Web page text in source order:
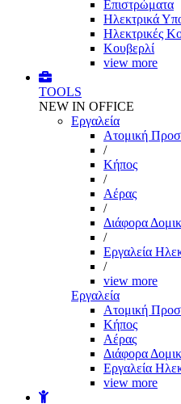
Επιστρώματα
Ηλεκτρικά
Ηλεκτρικές
Κουβερλί
view more
TOOLS
NEW IN OFFICE
Εργαλεία
Aτομική
/
Kήπος
/
Αέρας
/
Διάφορα
/
Εργαλεία
/
view more
Εργαλεία
Aτομική
Kήπος
Αέρας
Διάφορα
Εργαλεία
view more